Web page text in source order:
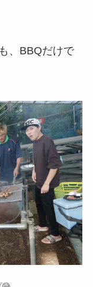
、BBQだけで